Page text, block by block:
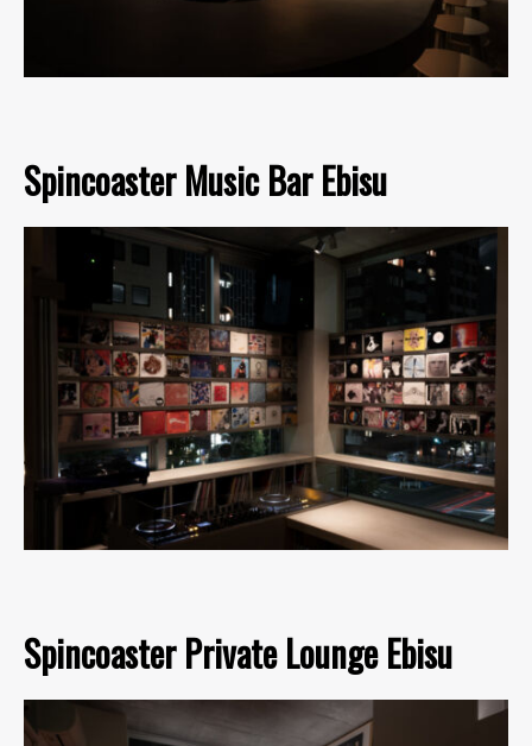
Spincoaster Music Bar Ebisu
Spincoaster Private Lounge Ebisu